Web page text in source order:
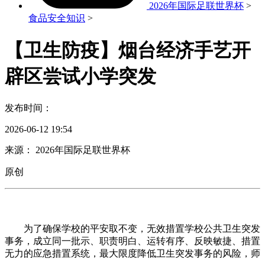
2026年国际足联世界杯 >
食品安全知识 >
【卫生防疫】烟台经济手艺开
辟区尝试小学突发
发布时间：
2026-06-12 19:54
来源： 2026年国际足联世界杯
原创
为了确保学校的平安取不变，无效措置学校公共卫生突发
事务，成立同一批示、职责明白、运转有序、反映敏捷、措置
无力的应急措置系统，最大限度降低卫生突发事务的风险，师